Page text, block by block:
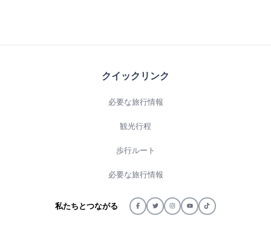
クイックリンク
必要な旅行情報
観光行程
歩行ルート
必要な旅行情報
私たちとつながる